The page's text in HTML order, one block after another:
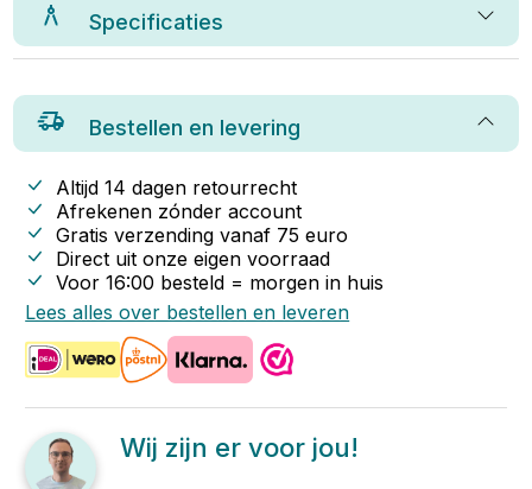
Specificaties
Bestellen en levering
Altijd 14 dagen retourrecht
Afrekenen zónder account
Gratis verzending vanaf 75 euro
Direct uit onze eigen voorraad
Voor 16:00 besteld = morgen in huis
Lees alles over bestellen en leveren
Wij zijn er voor jou!